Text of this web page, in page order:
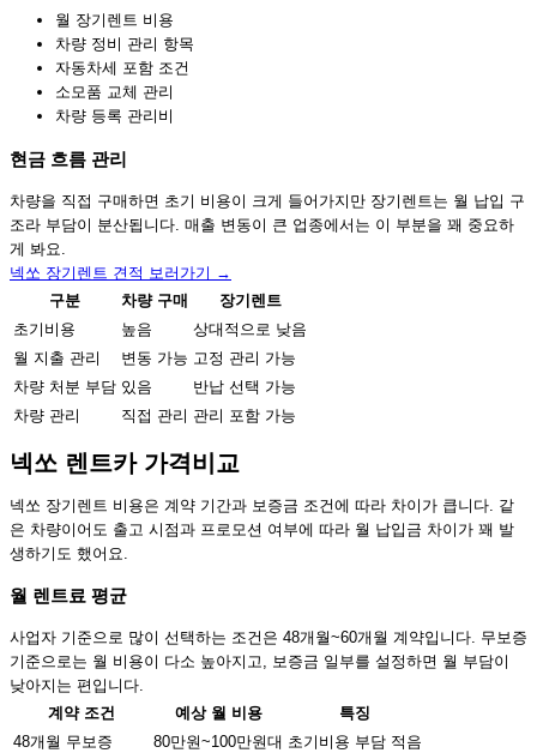
월 장기렌트 비용
차량 정비 관리 항목
자동차세 포함 조건
소모품 교체 관리
차량 등록 관리비
현금 흐름 관리
차량을 직접 구매하면 초기 비용이 크게 들어가지만 장기렌트는 월 납입 구
조라 부담이 분산됩니다. 매출 변동이 큰 업종에서는 이 부분을 꽤 중요하
게 봐요.
넥쏘 장기렌트 견적 보러가기 →
구분
차량 구매
장기렌트
초기비용
높음
상대적으로 낮음
월 지출 관리
변동 가능 고정 관리 가능
차량 처분 부담 있음
반납 선택 가능
차량 관리
직접 관리 관리 포함 가능
넥쏘 렌트카 가격비교
넥쏘 장기렌트 비용은 계약 기간과 보증금 조건에 따라 차이가 큽니다. 같
은 차량이어도 출고 시점과 프로모션 여부에 따라 월 납입금 차이가 꽤 발
생하기도 했어요.
월 렌트료 평균
사업자 기준으로 많이 선택하는 조건은 48개월~60개월 계약입니다. 무보증
기준으로는 월 비용이 다소 높아지고, 보증금 일부를 설정하면 월 부담이
낮아지는 편입니다.
계약 조건
예상 월 비용
특징
48개월 무보증
80만원~100만원대 초기비용 부담 적음